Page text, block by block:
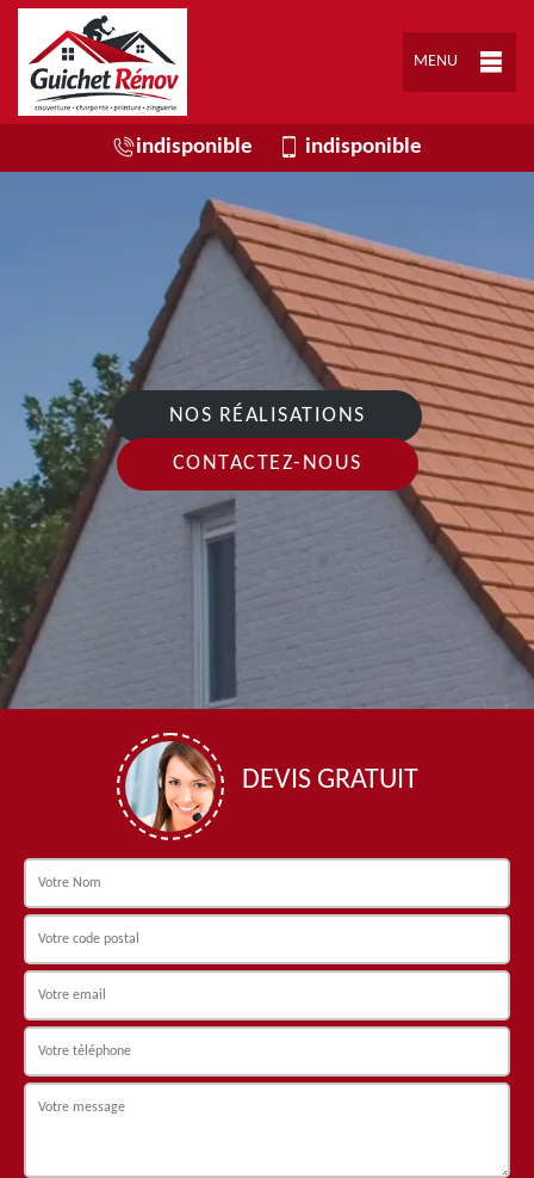
MENU
indisponible indisponible
NOS RÉALISATIONS
CONTACTEZ-NOUS
DEVIS GRATUIT